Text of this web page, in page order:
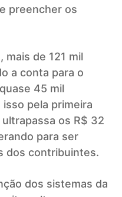
preencher os
mais de 121 mil
a conta para o
45 mil
pela primeira
os R$ 32
para ser
dos contribuintes.
dos sistemas da